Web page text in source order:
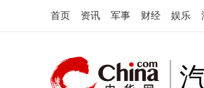
首页 资讯 军事 财经 娱乐